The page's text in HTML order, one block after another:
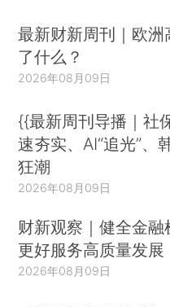
新创业精神上；剩下的
人，让他们在追逐自
济增长。■
（颜超凡译）
最新财新周刊｜欧洲
了什么？
2026年08月09日
{{最新周刊导播｜社
速夯实、AI“追光”、
狂潮
2026年08月09日
财新观察｜健全金融
更好服务高质量发展
2026年08月09日